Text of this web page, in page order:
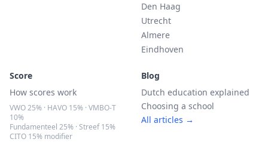
Den Haag
Utrecht
Almere
Eindhoven
Score
How scores work
VWO 25% · HAVO 15% · VMBO-T
10%
Fundamenteel 25% · Streef 15%
CITO 15% modifier
Blog
Dutch education explained
Choosing a school
All articles →